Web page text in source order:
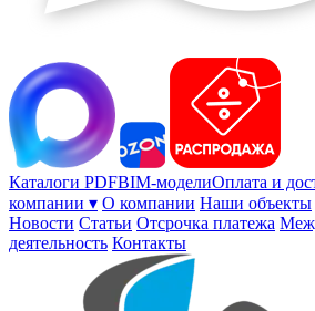
Каталоги PDFBIM-моделиОплата и
компании ▾ О компании Наши объекты
Новости Статьи Отсрочка платежа
деятельность Контакты